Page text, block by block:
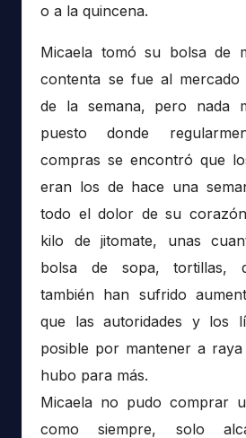
o a la quincena.
Micaela tomó su bolsa de
contenta se fue al
de la semana, pero nada
puesto donde
compras se encontró que
eran los de hace una
todo el dolor de su
kilo de jitomate, unas
bolsa de sopa, tortillas,
también han sufrido
que las autoridades y los
posible por mantener a
hubo para más.
Micaela no pudo comprar
como siempre, solo